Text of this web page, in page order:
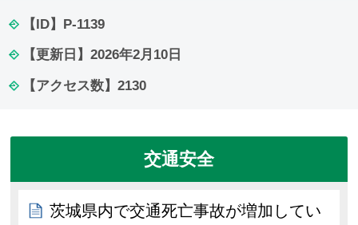
【ID】 P-1139
【更新日】 2026年2月10日
【アクセス数】 2130
交通安全
茨城県内で交通死亡事故が増加してい